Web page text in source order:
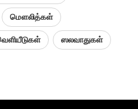
மௌலித்கள்
ஸலவாதுகள்